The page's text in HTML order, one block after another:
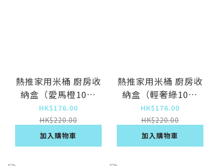
熱推家用米桶 廚房收
納盒（愛馬橙10磅
裝）
HK$176.00
HK$220.00
加入購物車
熱推家用米桶 廚房收
納盒（輕奢綠10磅
裝）
HK$176.00
HK$220.00
加入購物車